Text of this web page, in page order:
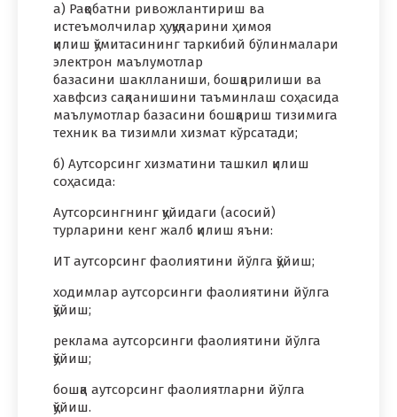
а) Рақобатни ривожлантириш ва
истеъмолчилар ҳуқуқларини ҳимоя
қилиш қўмитасининг таркибий бўлинмалари
электрон маълумотлар
базасини шаклланиши, бошқарилиши ва
хавфсиз сақланишини таъминлаш соҳасида
маълумотлар базасини бошқариш тизимига
техник ва тизимли хизмат кўрсатади;
б) Аутсорсинг хизматини ташкил қилиш
соҳасида:
Аутсорсингнинг қуйидаги (асосий)
турларини кенг жалб қилиш яъни:
ИТ аутсорсинг фаолиятини йўлга қўйиш;
ходимлар аутсорсинги фаолиятини йўлга
қўйиш;
реклама аутсорсинги фаолиятини йўлга
қўйиш;
бошқа аутсорсинг фаолиятларни йўлга
қўйиш.